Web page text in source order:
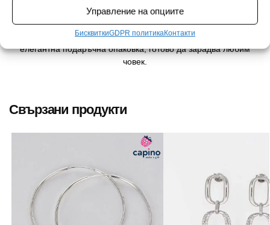
Управление на опциите
БисквиткиGDPR политикаКонтакти
Превърнете всеки повод в празник. Вашето бижу пристига в
елегантна подаръчна опаковка, готово да зарадва любим
човек.
Свързани продукти